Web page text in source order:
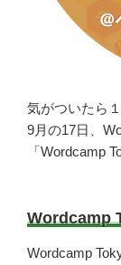
気がついたら
9月の17日、
「Wordcamp
Wordcamp
Wordcamp